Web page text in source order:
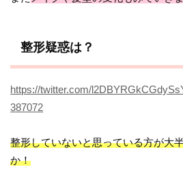
整形疑惑は？
https://twitter.com/
387072
整形していないと思っている方が大
か！